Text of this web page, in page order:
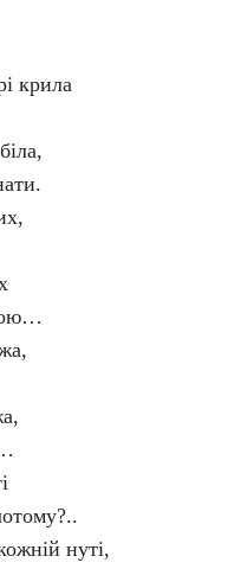
крила
нуті,